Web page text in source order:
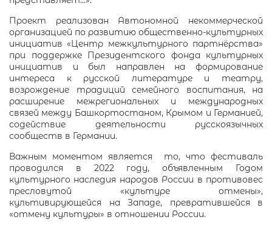
Проект реализован Автономной некоммерческой
организацией по развитию общественно-культурных
инициатив «Центр межкультурного партнёрства»
при поддержке Президентского фонда культурных
инициатив и был направлен на формирование
интереса к русской литературе и театру,
возрождение традиций семейного воспитания, на
расширение межрегиональных и международных
связей между Башкортостаном, Крымом и Германией,
содействие деятельности русскоязычных
сообществ в Германии.
Важным моментом является то, что фестиваль
проводился в 2022 году, объявленным Годом
культурного наследия народов России в противовес
пресловутой «культуре отмены»,
культивирующейся на Западе, превратившейся в
«отмену культуры» в отношении России.